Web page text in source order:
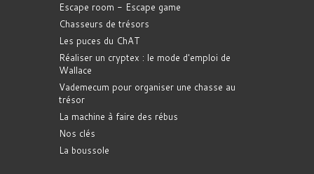
Escape room - Escape game
Chasseurs de trésors
Les puces du ChAT
Réaliser un cryptex : le mode d'emploi de
Wallace
Vademecum pour organiser une chasse au
trésor
La machine à faire des rébus
Nos clés
La boussole